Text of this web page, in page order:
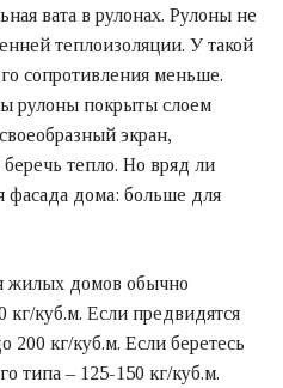
вата в рулонах. Рулоны не
теплоизоляции. У такой
сопротивления меньше.
рулоны покрыты слоем
экран,
тепло. Но вряд ли
фасада дома: больше для
жилых домов обычно
кг/куб.м. Если предвидятся
200 кг/куб.м. Если беретесь
типа – 125-150 кг/куб.м.